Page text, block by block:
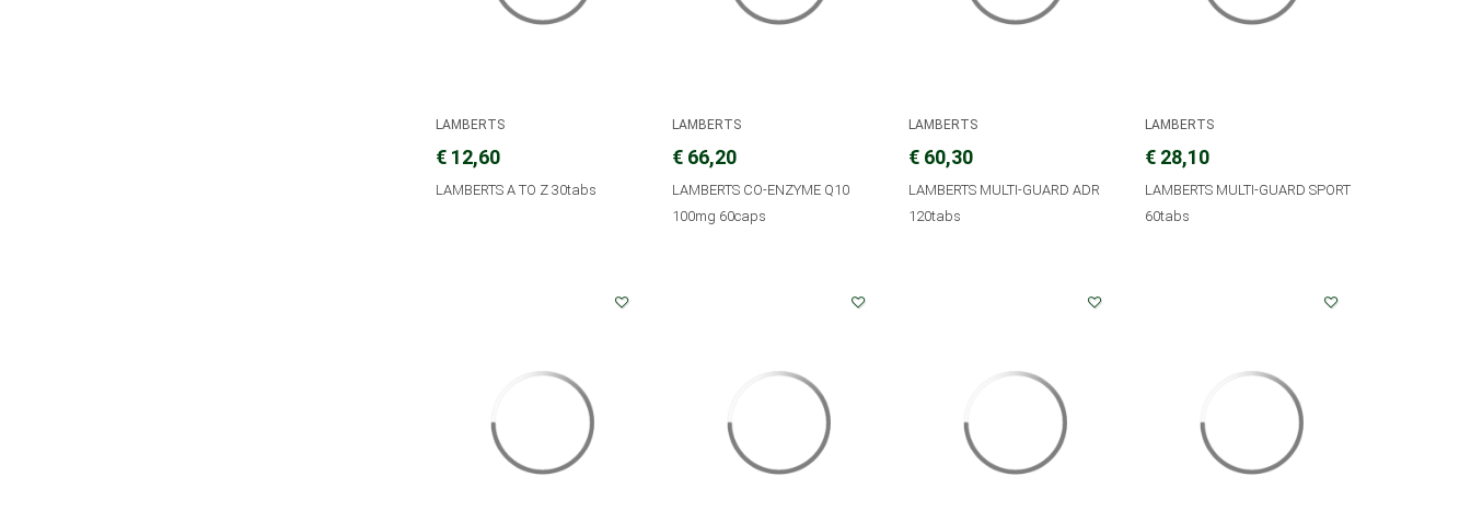
LAMBERTS
€ 12,60
LAMBERTS A TO Z 30tabs
LAMBERTS
€ 66,20
LAMBERTS CO-ENZYME Q10
100mg 60caps
LAMBERTS
€ 60,30
LAMBERTS MULTI-GUARD ADR
120tabs
LAMBERTS
€ 28,10
LAMBERTS MULTI-GUARD SPORT
60tabs